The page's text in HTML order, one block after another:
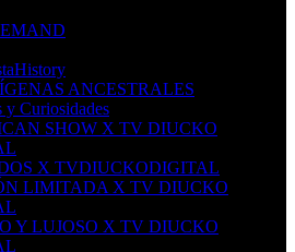
ANCESTRALES
y Curiosidades
SHOW X TV DIUCKO
X TVDIUCKODIGITAL
LIMITADA X TV DIUCKO
Y LUJOSO X TV DIUCKO